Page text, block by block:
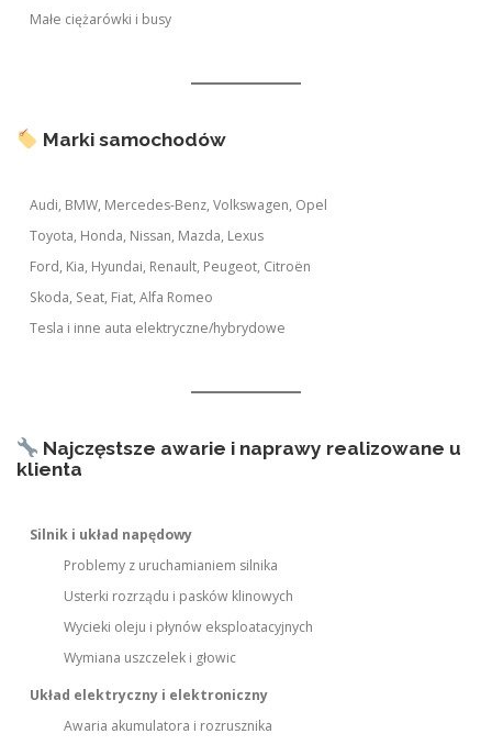
Małe ciężarówki i busy
Marki samochodów
Audi, BMW, Mercedes-Benz, Volkswagen, Opel
Toyota, Honda, Nissan, Mazda, Lexus
Ford, Kia, Hyundai, Renault, Peugeot, Citroën
Skoda, Seat, Fiat, Alfa Romeo
Tesla i inne auta elektryczne/hybrydowe
Najczęstsze awarie i naprawy realizowane u
klienta
Silnik i układ napędowy
Problemy z uruchamianiem silnika
Usterki rozrządu i pasków klinowych
Wycieki oleju i płynów eksploatacyjnych
Wymiana uszczelek i głowic
Układ elektryczny i elektroniczny
Awaria akumulatora i rozrusznika